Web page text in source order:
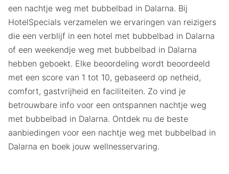
een nachtje weg met bubbelbad in Dalarna. Bij
HotelSpecials verzamelen we ervaringen van reizigers
die een verblijf in een hotel met bubbelbad in Dalarna
of een weekendje weg met bubbelbad in Dalarna
hebben geboekt. Elke beoordeling wordt beoordeeld
met een score van 1 tot 10, gebaseerd op netheid,
comfort, gastvrijheid en faciliteiten. Zo vind je
betrouwbare info voor een ontspannen nachtje weg
met bubbelbad in Dalarna. Ontdek nu de beste
aanbiedingen voor een nachtje weg met bubbelbad in
Dalarna en boek jouw wellnesservaring.